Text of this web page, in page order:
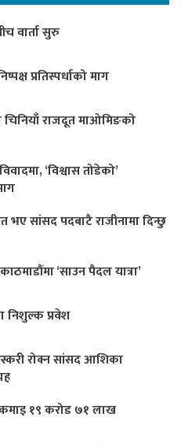
वार्ता सुरु
प्रतिस्पर्धाको माग
चिनियाँ राजदूत माओमिङको
‘विश्वास तोडेको’
भए सांसद पदबाटै राजीनामा दिन्छु
‘साउन पैदल यात्रा’
निशुल्क प्रवेश
रोक्न सांसद आशिका
कमाइ १९ करोड ७१ लाख